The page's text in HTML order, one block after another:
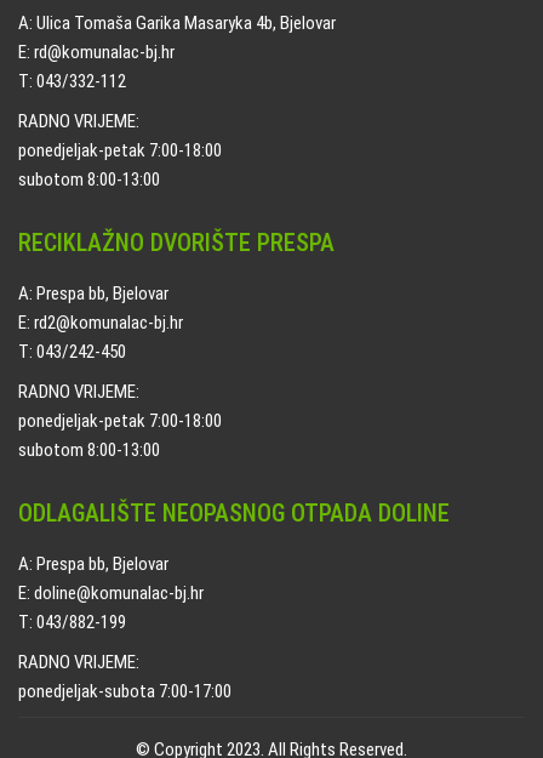
A: Ulica Tomaša Garika Masaryka 4b, Bjelovar
E: rd@komunalac-bj.hr
T: 043/332-112
RADNO VRIJEME:
ponedjeljak-petak 7:00-18:00
subotom 8:00-13:00
RECIKLAŽNO DVORIŠTE PRESPA
A: Prespa bb, Bjelovar
E: rd2@komunalac-bj.hr
T: 043/242-450
RADNO VRIJEME:
ponedjeljak-petak 7:00-18:00
subotom 8:00-13:00
ODLAGALIŠTE NEOPASNOG OTPADA DOLINE
A: Prespa bb, Bjelovar
E: doline@komunalac-bj.hr
T: 043/882-199
RADNO VRIJEME:
ponedjeljak-subota 7:00-17:00
© Copyright 2023. All Rights Reserved.